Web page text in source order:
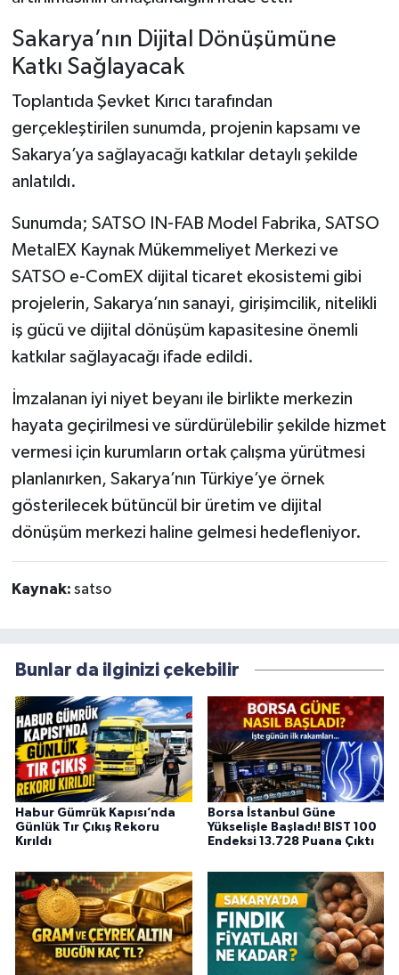
Sakarya’nın Dijital Dönüşümüne
Katkı Sağlayacak
Toplantıda Şevket Kırıcı tarafından
gerçekleştirilen sunumda, projenin kapsamı ve
Sakarya’ya sağlayacağı katkılar detaylı şekilde
anlatıldı.
Sunumda; SATSO IN-FAB Model Fabrika, SATSO
MetalEX Kaynak Mükemmeliyet Merkezi ve
SATSO e-ComEX dijital ticaret ekosistemi gibi
projelerin, Sakarya’nın sanayi, girişimcilik, nitelikli
iş gücü ve dijital dönüşüm kapasitesine önemli
katkılar sağlayacağı ifade edildi.
İmzalanan iyi niyet beyanı ile birlikte merkezin
hayata geçirilmesi ve sürdürülebilir şekilde hizmet
vermesi için kurumların ortak çalışma yürütmesi
planlanırken, Sakarya’nın Türkiye’ye örnek
gösterilecek bütüncül bir üretim ve dijital
dönüşüm merkezi haline gelmesi hedefleniyor.
Kaynak: satso
Bunlar da ilginizi çekebilir
Habur Gümrük Kapısı’nda
Günlük Tır Çıkış Rekoru
Kırıldı
Borsa İstanbul Güne
Yükselişle Başladı! BIST 100
Endeksi 13.728 Puana Çıktı